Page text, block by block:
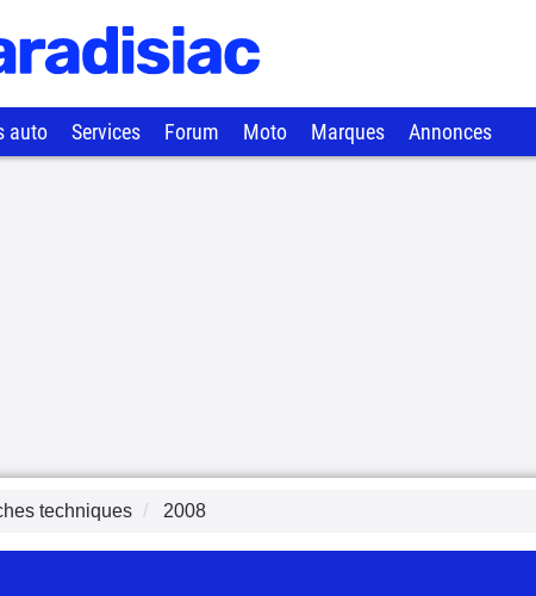
auto Services Forum Moto Marques Annonces
techniques 2008